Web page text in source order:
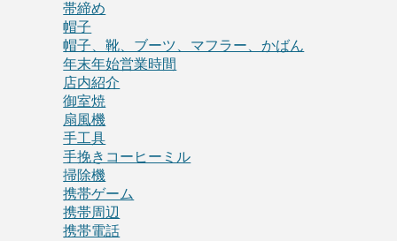
帯締め
帽子
帽子、靴、ブーツ、マフラー、かばん
年末年始営業時間
店内紹介
御室焼
扇風機
手工具
手挽きコーヒーミル
掃除機
携帯ゲーム
携帯周辺
携帯電話